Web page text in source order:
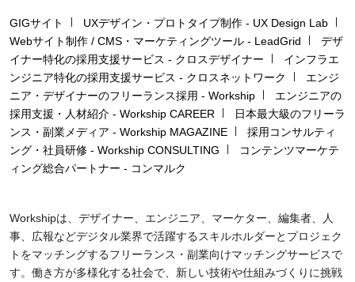
GIGサイト
UXデザイン・プロトタイプ制作 - UX Design Lab
Webサイト制作 / CMS・マーケティングツール - LeadGrid
デザ
イナー特化の採用支援サービス - クロスデザイナー
インフラエ
ンジニア特化の採用支援サービス - クロスネットワーク
エンジ
ニア・デザイナーのフリーランス採用 - Workship
エンジニアの
採用支援・人材紹介 - Workship CAREER
日本最大級のフリーラ
ンス・副業メディア - Workship MAGAZINE
採用コンサルティ
ング・社員研修 - Workship CONSULTING
コンテンツマーケテ
ィング総合パートナー - コンマルク
Workshipは、デザイナー、エンジニア、マーケター、編集者、人
事、広報などデジタル業界で活躍するスキルホルダーとプロジェク
トをマッチングするフリーランス・副業向けマッチングサービスで
す。働き方が多様化する社会で、新しい技術や仕組みづくりに挑戦